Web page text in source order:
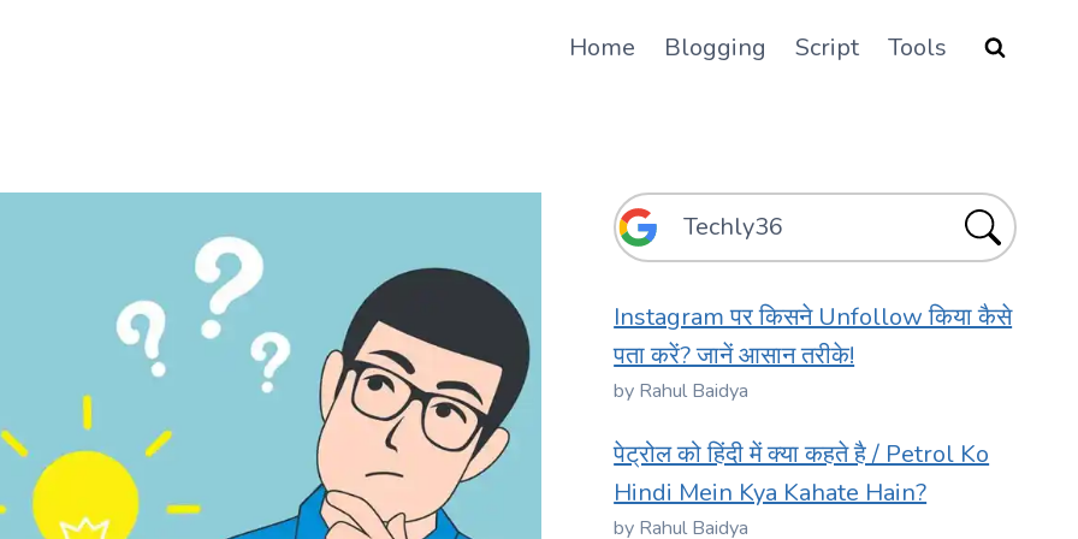
Home Blogging Script Tools
Instagram पर किसने Unfollow किया कैसे
पता करें? जानें आसान तरीके!
by Rahul Baidya
पेट्रोल को हिंदी में क्या कहते है / Petrol Ko
Hindi Mein Kya Kahate Hain?
by Rahul Baidya